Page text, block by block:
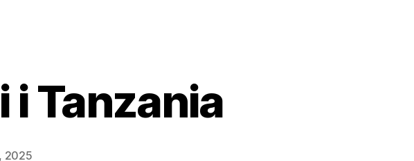
i Tanzania
2025